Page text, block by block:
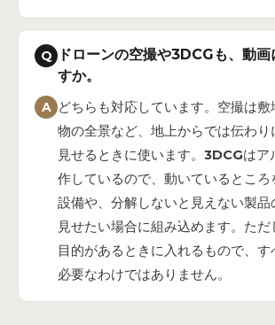
Q
ドローンの空撮や3DCGも、動画
すか。
A どちらも対応しています。空撮は敷
物の全景など、地上からでは伝わり
見せるときに使います。3DCGはア
作しているので、動いているところ
設備や、分解しないと見えない製品
見せたい場合に組み込めます。ただ
目的があるときに入れるもので、す
必要なわけではありません。